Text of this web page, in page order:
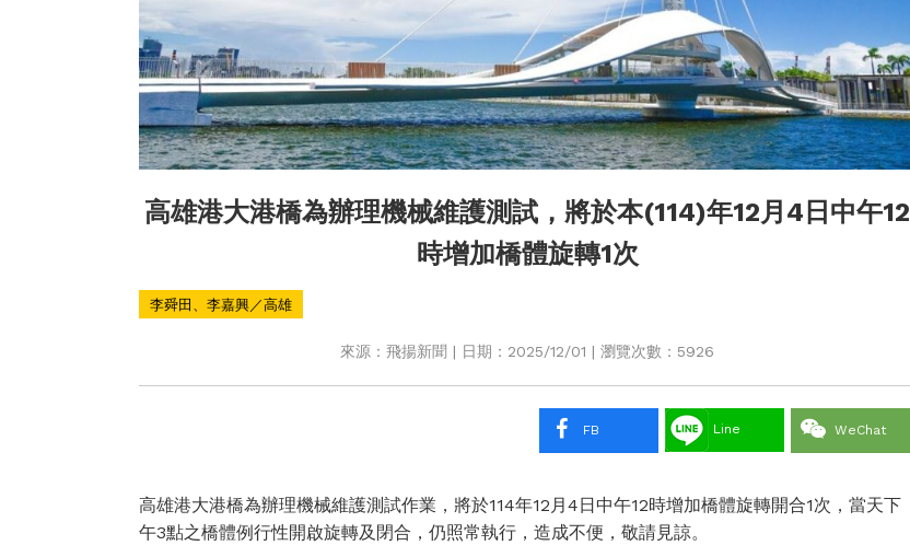
高雄港大港橋為辦理機械維護測試，將於本(114)年12月4日中午12
時增加橋體旋轉1次
李舜田、李嘉興／高雄
來源：飛揚新聞 | 日期：2025/12/01 | 瀏覽次數：5926
FB Line WeChat
高雄港大港橋為辦理機械維護測試作業，將於114年12月4日中午12時增加橋體旋轉開合1次，當天下
午3點之橋體例行性開啟旋轉及閉合，仍照常執行，造成不便，敬請見諒。